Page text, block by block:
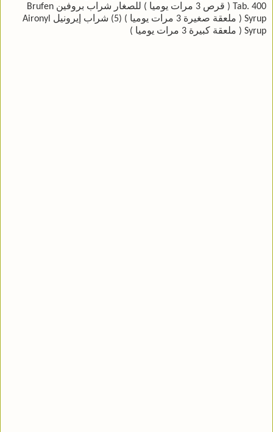
Tab. 400 ( قرص 3 مرات يوميا ) للصغار شراب بروفين Brufen
Syrup ( ملعقة صغيرة 3 مرات يوميا ) (5) شراب إيرونيل Aironyl
Syrup ( ملعقة كبيرة 3 مرات يوميا )